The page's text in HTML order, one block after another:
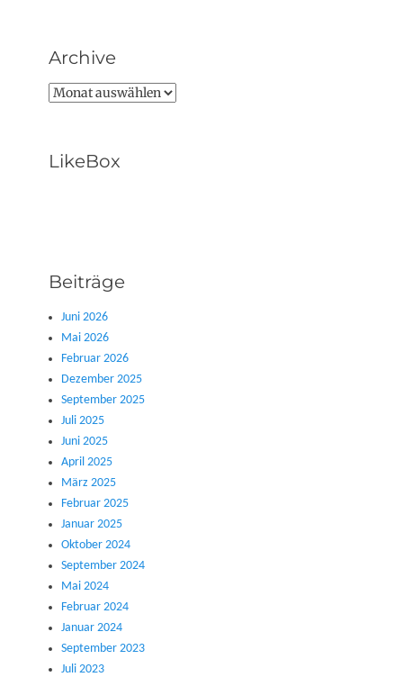
Archive
Archive
LikeBox
Beiträge
Juni 2026
Mai 2026
Februar 2026
Dezember 2025
September 2025
Juli 2025
Juni 2025
April 2025
März 2025
Februar 2025
Januar 2025
Oktober 2024
September 2024
Mai 2024
Februar 2024
Januar 2024
September 2023
Juli 2023